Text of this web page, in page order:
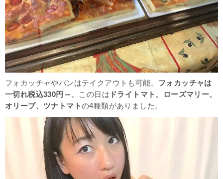
フォカッチャやパンはテイクアウトも可能。 フォカッチャは
一切れ税込330円～ 。この日は ドライトマト、ローズマリー、
オリーブ、ツナトマトの4種類がありました。